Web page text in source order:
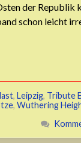
der Republik
schon leicht
, Leipzig, Tribute
, Wuthering